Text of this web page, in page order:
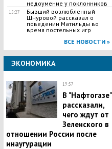
недоумение у поклонников
15:27
Бывший возлюбленный
Шнуровой рассказал о
поведении Матильды во
время постельных игр
ВСЕ НОВОСТИ »
ЭКОНОМИКА
19:57
В "Нафтогазе"
рассказали,
чего ждут от
Зеленского в
отношении России после
инаугурации